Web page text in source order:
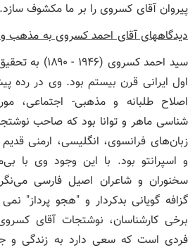
پیروان آقای کسروی را بر ما مکشوف سازد.
دیدگاههای آقای احمد کسروی به مذهب و
سید احمد کسروی
اول ایرانی قرن بیستم بود. وی در رده
اصلاح طلبانه و مذهبی- اجتماعی،
شناسی ماهر و توانا بود که صاحب
زبان‌های فرانسوی، انگلیسی، ارمنی
و اسپرانتو بود. با این وجود وی با
سخنوران و شاعران اصیل فارسی
گزافه گویانی بدکردار و "هجو پرداز"
برخی کارشناسان، نوشتجات آقای
فردی است که سعی دارد به زندگی و